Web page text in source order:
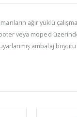
ağır yüklü
veya moped
ambalaj boyutu